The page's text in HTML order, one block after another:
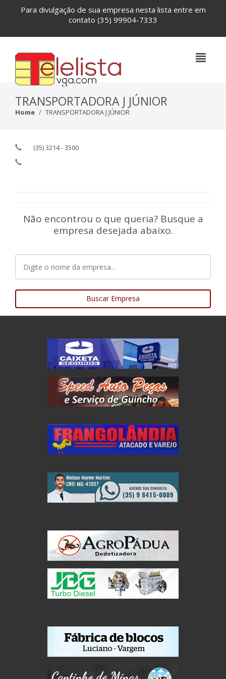
Para divulgação de sua empresa nesta lista entre em
contato (35) 99904-7333
TRANSPORTADORA J JÚNIOR
Home TRANSPORTADORA J JÚNIOR
(35) 3214 - 3500
Não encontrou o que queria? Busque a
empresa desejada abaixo.
Buscar Empresa